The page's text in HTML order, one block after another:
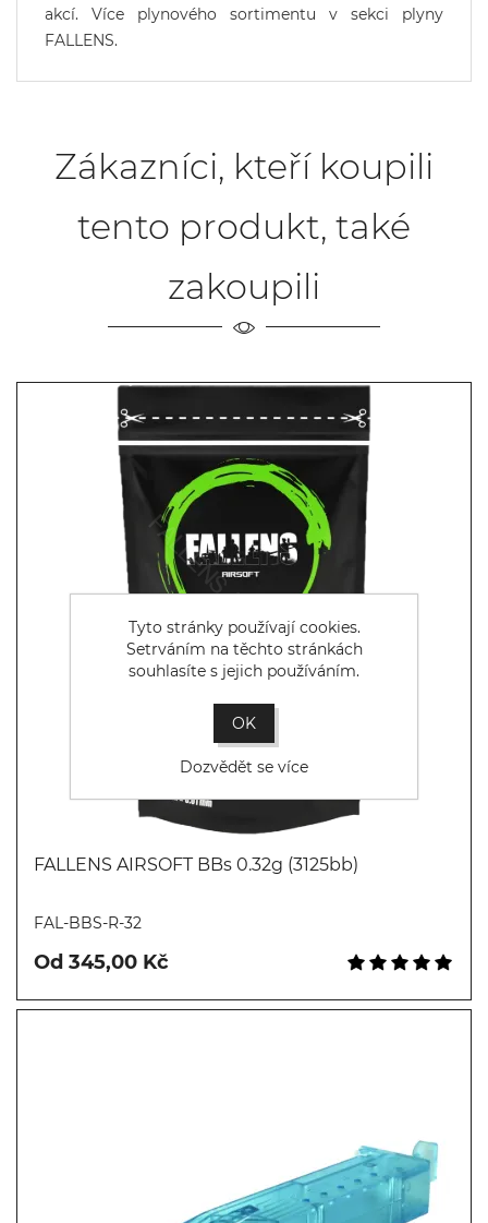
akcí. Více plynového sortimentu v sekci plyny
FALLENS.
Zákazníci, kteří koupili
tento produkt, také
zakoupili
FALLENS AIRSOFT BBs 0.32g (3125bb)
FAL-BBS-R-32
Od 345,00 Kč
Tyto stránky používají cookies.
Setrváním na těchto stránkách
souhlasíte s jejich používáním.
OK
Dozvědět se více